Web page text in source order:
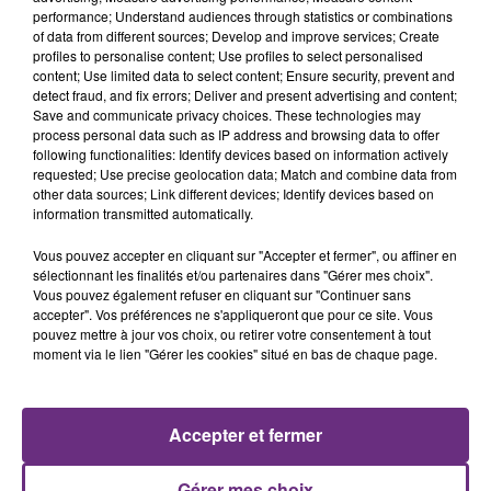
Les hommes peuvent donner leur sang six fois par an
et les femmes quatre fois par an.
Les personnes ayant donné leur sang le 14 juin à
l’occasion de la Journée mondiale des donneurs de
sang peuvent de nouveau se rendre sur les sites de
collecte dès la mi-août.
FIL D'ACTUS
SI TOUT LE MONDE FAIT ÇA, MOI L'ANNÉE
performance; Understand audiences through statistics or combinations
of data from different sources; Develop and improve services; Create
profiles to personalise content; Use profiles to select personalised
content; Use limited data to select content; Ensure security, prevent and
detect fraud, and fix errors; Deliver and present advertising and content;
Save and communicate privacy choices. These technologies may
process personal data such as IP address and browsing data to offer
following functionalities: Identify devices based on information actively
requested; Use precise geolocation data; Match and combine data from
other data sources; Link different devices; Identify devices based on
information transmitted automatically.
Vous pouvez accepter en cliquant sur "Accepter et fermer", ou affiner en
sélectionnant les finalités et/ou partenaires dans "Gérer mes choix".
Vous pouvez également refuser en cliquant sur "Continuer sans
accepter". Vos préférences ne s'appliqueront que pour ce site. Vous
pouvez mettre à jour vos choix, ou retirer votre consentement à tout
moment via le lien "Gérer les cookies" situé en bas de chaque page.
Accepter et fermer